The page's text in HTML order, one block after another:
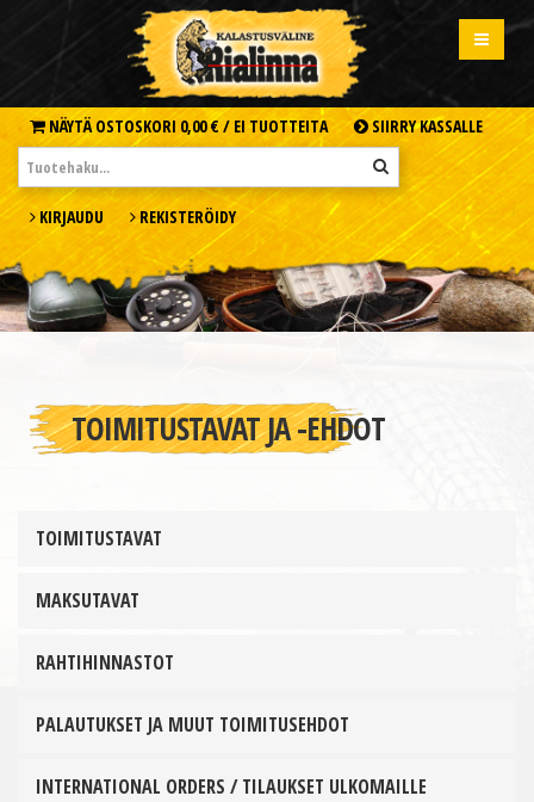
NÄYTÄ OSTOSKORI 0,00 € / EI TUOTTEITA SIIRRY KASSALLE
KIRJAUDU REKISTERÖIDY
TOIMITUSTAVAT JA -EHDOT
TOIMITUSTAVAT
MAKSUTAVAT
RAHTIHINNASTOT
PALAUTUKSET JA MUUT TOIMITUSEHDOT
INTERNATIONAL ORDERS / TILAUKSET ULKOMAILLE